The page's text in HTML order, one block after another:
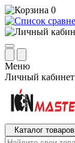
0
Меню
Личный кабинет
Каталог товаров